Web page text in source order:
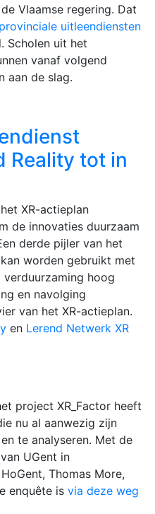
Vlaamse regering. Dat
provinciale uitleendiensten
Scholen uit het
vanaf volgend
aan de slag.
Reality tot in
XR-actieplan
de innovaties duurzaam
derde pijler van het
worden gebruikt met
hoog
en navolging
van het XR-actieplan.
en Lerend Netwerk XR
project XR_Factor heeft
nu al aanwezig zijn
te analyseren. Met de
UGent in
Thomas More,
enquête is via deze weg